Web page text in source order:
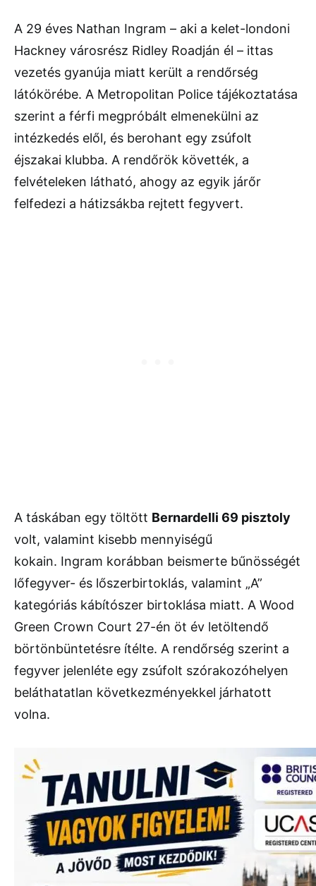
A 29 éves Nathan Ingram – aki a kelet-londoni
Hackney városrész Ridley Roadján él – ittas
vezetés gyanúja miatt került a rendőrség
látókörébe. A Metropolitan Police tájékoztatása
szerint a férfi megpróbált elmenekülni az
intézkedés elől, és berohant egy zsúfolt
éjszakai klubba. A rendőrök követték, a
felvételeken látható, ahogy az egyik járőr
felfedezi a hátizsákba rejtett fegyvert.
A táskában egy töltött Bernardelli 69 pisztoly
volt, valamint kisebb mennyiségű
kokain. Ingram korábban beismerte bűnösségét
lőfegyver- és lőszerbirtoklás, valamint „A”
kategóriás kábítószer birtoklása miatt. A Wood
Green Crown Court 27-én öt év letöltendő
börtönbüntetésre ítélte. A rendőrség szerint a
fegyver jelenléte egy zsúfolt szórakozóhelyen
beláthatatlan következményekkel járhatott
volna.